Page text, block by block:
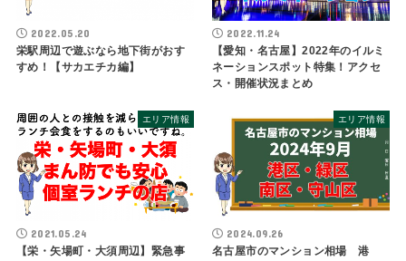
2022.05.20
栄駅周辺で遊ぶなら地下街がおす
すめ！【サカエチカ編】
2022.11.24
【愛知・名古屋】2022年のイルミ
ネーションスポット特集！アクセ
ス・開催状況まとめ
エリア情報
2021.05.24
【栄・矢場町・大須周辺】緊急事
エリア情報
2024.09.26
名古屋市のマンション相場 港